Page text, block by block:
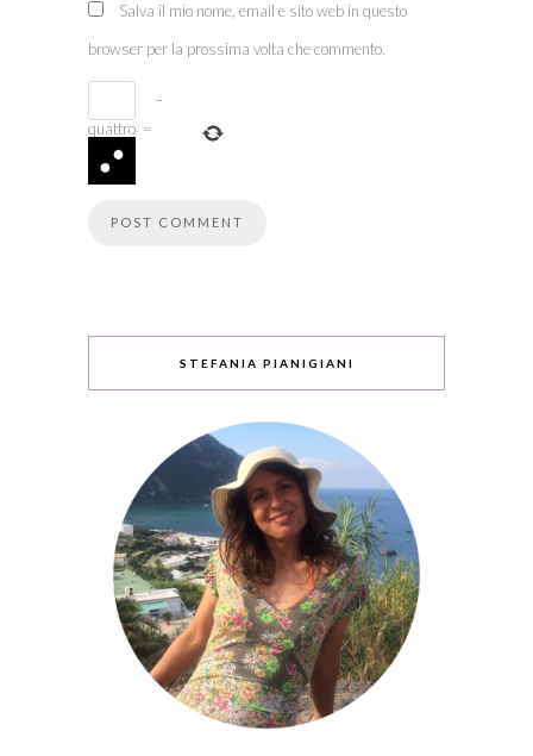
Salva il mio nome, email e sito web in questo
browser per la prossima volta che commento.
−
quattro =
STEFANIA PIANIGIANI